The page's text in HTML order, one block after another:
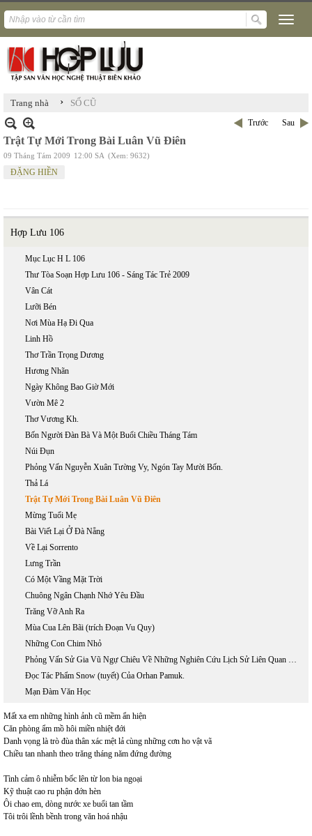
Trang nhà › SỐ CŨ
Trước Sau
Trật Tự Mới Trong Bài Luân Vũ Điên
09 Tháng Tám 2009 12:00 SA (Xem: 9632)
ĐẶNG HIỀN
Hợp Lưu 106
Mục Lục H L 106
Thư Tòa Soạn Hợp Lưu 106 - Sáng Tác Trẻ 2009
Vân Cát
Lưỡi Bén
Nơi Mùa Hạ Đi Qua
Linh Hồ
Thơ Trần Trọng Dương
Hương Nhãn
Ngày Không Bao Giờ Mới
Vườn Mê 2
Thơ Vương Kh.
Bốn Người Đàn Bà Và Một Buổi Chiều Tháng Tám
Núi Đụn
Phỏng Vấn Nguyễn Xuân Tường Vy, Ngón Tay Mười Bốn.
Thả Lá
Trật Tự Mới Trong Bài Luân Vũ Điên
Mừng Tuổi Mẹ
Bài Viết Lại Ở Đà Nẵng
Về Lại Sorrento
Lưng Trần
Có Một Vầng Mặt Trời
Chuông Ngân Chạnh Nhớ Yêu Đầu
Trăng Vỡ Anh Ra
Mùa Cua Lên Bãi (trích Đoạn Vu Quy)
Những Con Chim Nhỏ
Phỏng Vấn Sử Gia Vũ Ngự Chiêu Về Những Nghiên Cứu Lịch Sử Liên Quan Đến Hồ Chí Minh
Đọc Tác Phẩm Snow (tuyết) Của Orhan Pamuk.
Mạn Đàm Văn Học
Mất xa em những hình ảnh cũ mềm ẩn hiện
Căn phòng ẩm mồ hôi miền nhiệt đới
Danh vọng là trò đùa thân xác mệt lả cùng những cơn ho vật vã
Chiều tan nhanh theo trăng tháng năm đứng đường
Tình cảm ô nhiễm bốc lên từ lon bia ngoại
Kỹ thuật cao ru phận đớn hèn
Ôi chao em, dòng nước xe buổi tan tầm
Tôi trôi lềnh bềnh trong văn hoá nhậu